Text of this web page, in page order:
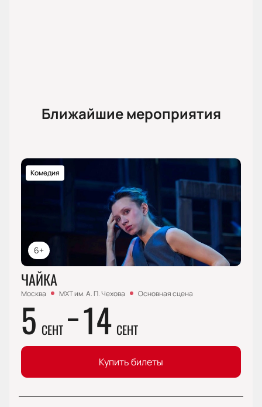
Ближайшие мероприятия
6+
Комедия
ЧАЙКА
Москва МХТ им. А. П. Чехова Основная сцена
5 СЕНТ 14 СЕНТ
Купить билеты